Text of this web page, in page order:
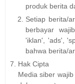
produk berita
Setiap berita/
berbayar
'iklan', 'ads',
bahwa berita/
Hak Cipta
Media siber